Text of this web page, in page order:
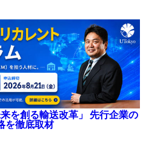
を創る輸送改革」 先行企業の
を徹底取材